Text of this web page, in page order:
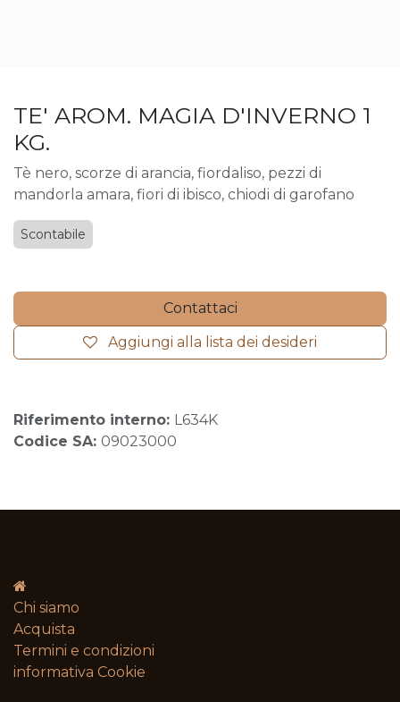
TE' AROM. MAGIA D'INVERNO 1
KG.
Tè nero, scorze di arancia, fiordaliso, pezzi di
mandorla amara, fiori di ibisco, chiodi di garofano
Scontabile
Contattaci
Aggiungi alla lista dei desideri
Riferimento interno: L634K
Codice SA: 09023000
Chi siamo
Acquista
Termini e condizioni​
informativa Cookie